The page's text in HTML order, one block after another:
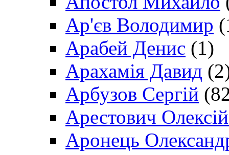
Ар'єв Володимир
Арабей Денис (1)
Арахамія Давид
Арбузов Сергій
Арестович
Аронець